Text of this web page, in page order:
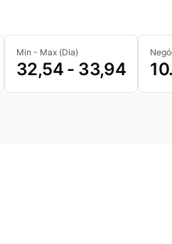
Min - Max (Dia)
32,54 - 33,94